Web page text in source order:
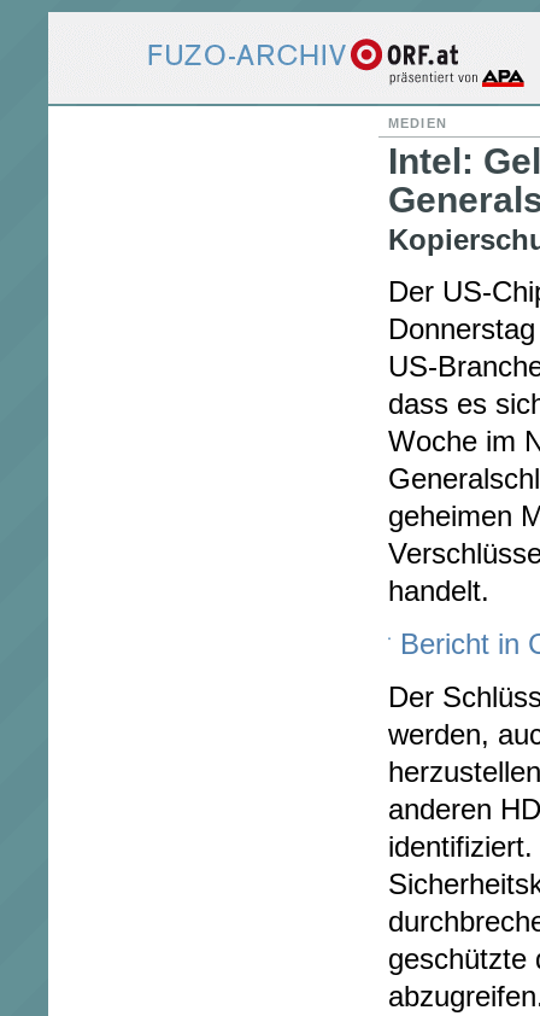
Intel:
MEDIEN
Der US-
US-
dass es
Woche im
geheimen
handelt.
Bericht in
Der
werden,
anderen
geschützte